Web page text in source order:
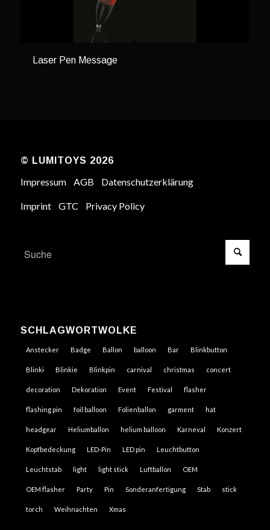
Laser Pen Message
© LUMITOYS 2026
Impressum AGB Datenschutzerklärung
Imprint GTC Privacy Policy
SCHLAGWORTWOLKE
Anstecker Badge Ballon balloon Bar Blinkbutton
Blinki Blinkie Blinkpin carnival christmas concert
decoration Dekoration Event Festival flasher
flashing pin foil balloon Folienballon garment hat
headgear Heliumballon helium balloon Karneval Konzert
Kopfbedeckung LED-Pin LED pin Leuchtbutton
Leuchtstab light light stick Luftballon OEM
OEM flasher Party Pin Sonderanfertigung Stab stick
torch Weihnachten Xmas